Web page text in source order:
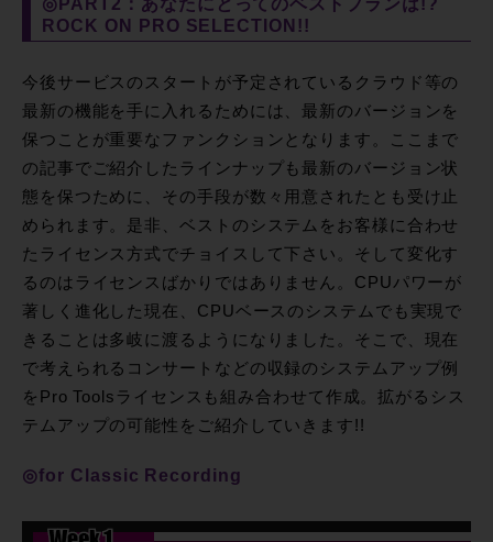
ROCK ON PRO SELECTION!!
今後サービスのスタートが予定されているクラウド等の
最新の機能を手に入れるためには、最新のバージョンを
保つことが重要なファンクションとなります。ここまで
の記事でご紹介したラインナップも最新のバージョン状
態を保つために、その手段が数々用意されたとも受け止
められます。是非、ベストのシステムをお客様に合わせ
たライセンス方式でチョイスして下さい。そして変化す
るのはライセンスばかりではありません。CPUパワーが
著しく進化した現在、CPUベースのシステムでも実現で
きることは多岐に渡るようになりました。そこで、現在
で考えられるコンサートなどの収録のシステムアップ例
をPro Toolsライセンスも組み合わせて作成。拡がるシス
テムアップの可能性をご紹介していきます!!
◎for Classic Recording